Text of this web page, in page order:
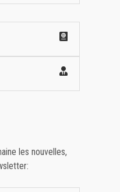
les nouvelles,